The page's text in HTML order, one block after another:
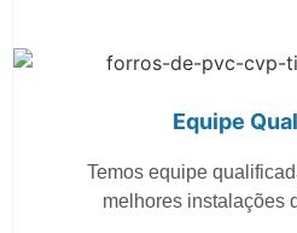
Equipe
Temos equipe
melhores instalações